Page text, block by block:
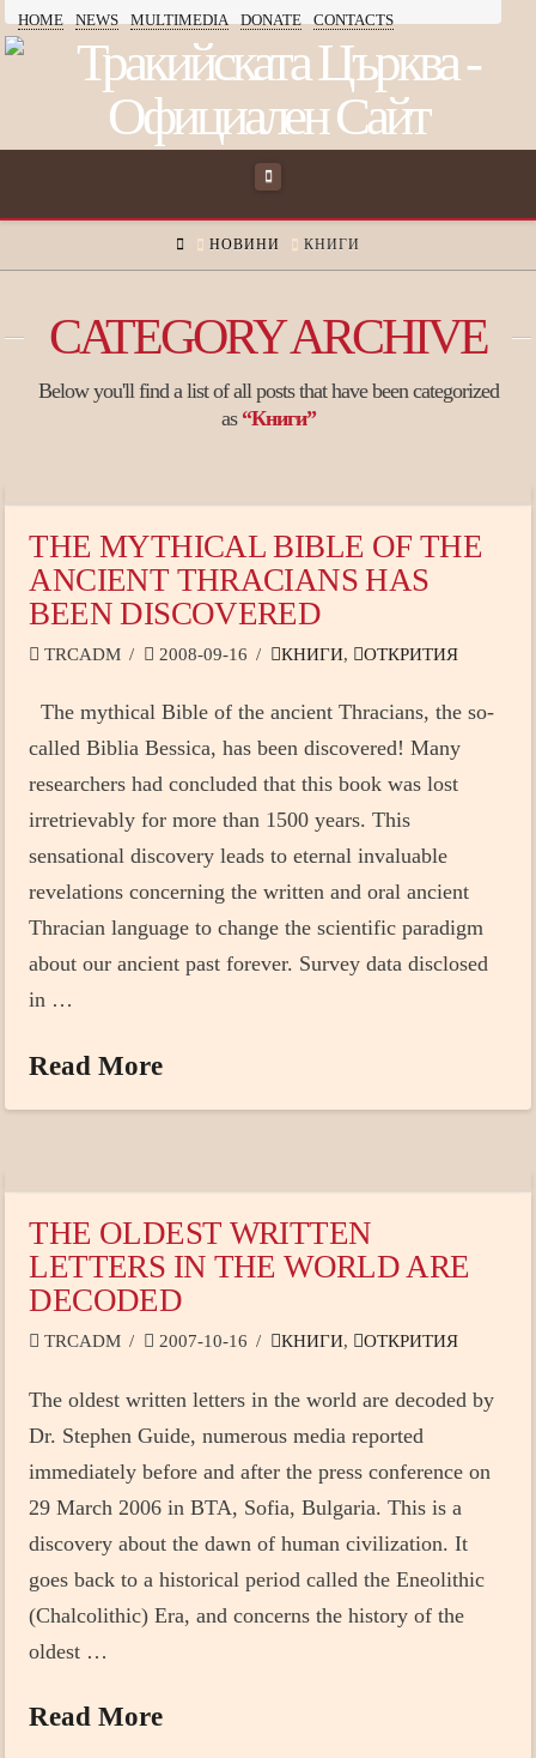
HOME NEWS MULTIMEDIA DONATE CONTACTS
ТРАКИЙСКАТА
ЦЪРКВА
Navigation
HOME
НОВИНИ КНИГИ
CATEGORY ARCHIVE
Below you'll find a list of all posts that have been categorized
as “Книги”
THE MYTHICAL BIBLE OF THE
ANCIENT THRACIANS HAS
BEEN DISCOVERED
TRCADM 2008-09-16 КНИГИ, ОТКРИТИЯ
The mythical Bible of the ancient Thracians, the so-
called Biblia Bessica, has been discovered! Many
researchers had concluded that this book was lost
irretrievably for more than 1500 years. This
sensational discovery leads to eternal invaluable
revelations concerning the written and oral ancient
Thracian language to change the scientific paradigm
about our ancient past forever. Survey data disclosed
in …
Read More
THE OLDEST WRITTEN
LETTERS IN THE WORLD ARE
DECODED
TRCADM 2007-10-16 КНИГИ, ОТКРИТИЯ
The oldest written letters in the world are decoded by
Dr. Stephen Guide, numerous media reported
immediately before and after the press conference on
29 March 2006 in BTA, Sofia, Bulgaria. This is a
discovery about the dawn of human civilization. It
goes back to a historical period called the Eneolithic
(Chalcolithic) Era, and concerns the history of the
oldest …
Read More